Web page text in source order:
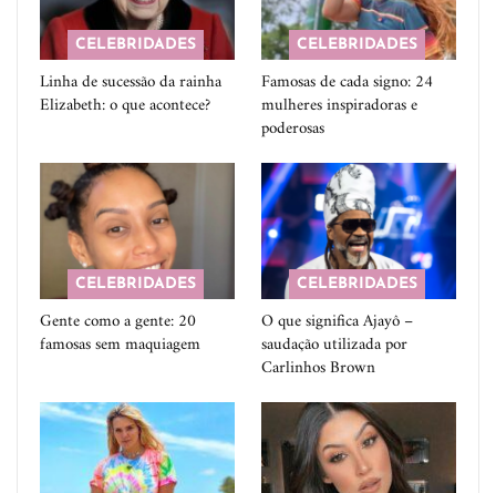
CELEBRIDADES
Linha de sucessão da rainha
Elizabeth: o que acontece?
CELEBRIDADES
Famosas de cada signo: 24
mulheres inspiradoras e
poderosas
CELEBRIDADES
Gente como a gente: 20
famosas sem maquiagem
CELEBRIDADES
O que significa Ajayô –
saudação utilizada por
Carlinhos Brown